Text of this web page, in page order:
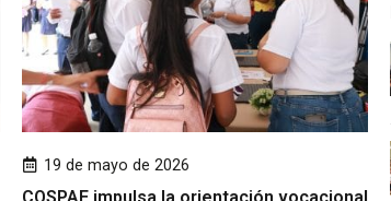
19 de mayo de 2026